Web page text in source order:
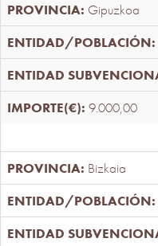
Gipuzkoa
9.000,00
Bizkaia